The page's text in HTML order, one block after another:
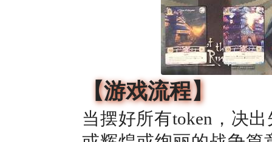
【游戏流程】
当摆好所有token，决